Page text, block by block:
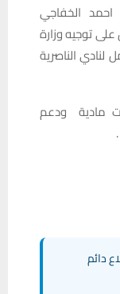
الخفاجي
على توجيه وزارة
الناصرية
مادية ودعم
دائم